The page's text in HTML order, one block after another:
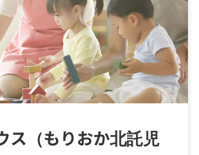
ス（もりおか北託児